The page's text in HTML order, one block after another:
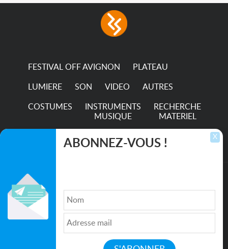
FESTIVAL OFF AVIGNON PLATEAU
LUMIERE SON VIDEO AUTRES
COSTUMES
INSTRUMENTS
MUSIQUE
RECHERCHE
MATERIEL
TRANSPORTS
Qui sommes nous ?| Médias
Politique de confidentialité| Partenaires|
Mentions légales
X
ABONNEZ-VOUS !